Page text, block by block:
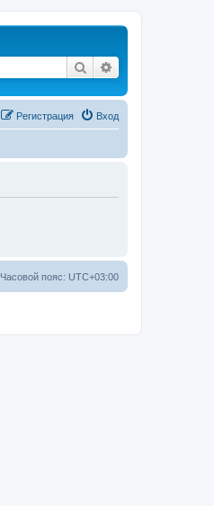
Поиск
Вход
Регистрация
Часовой пояс: UTC+03:00